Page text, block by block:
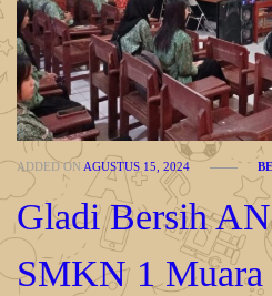
ADDED ONAGUSTUS 15, 2024
Gladi Bersih
SMKN 1 Muara